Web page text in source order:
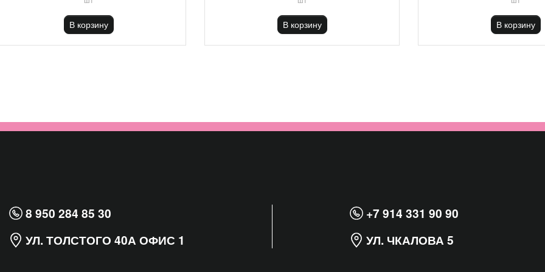
В корзину В корзину В корзину
8 950 284 85 30
УЛ. ТОЛСТОГО 40А ОФИС 1
+7 914 331 90 90
УЛ. ЧКАЛОВА 5